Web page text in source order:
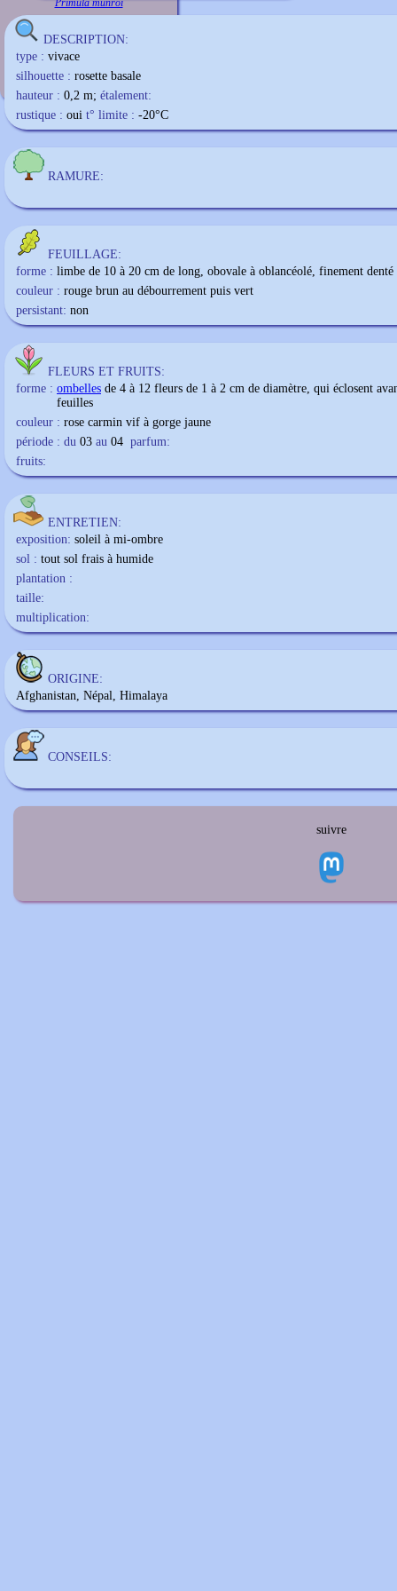
Primula munroi
DESCRIPTION:
type : vivace
silhouette : rosette basale
hauteur : 0,2 m; étalement:
rustique : oui t° limite : -20°C
RAMURE:
FEUILLAGE:
forme : limbe de 10 à 20 cm de long, obovale à oblancéolé, finement denté
couleur : rouge brun au débourrement puis vert
persistant: non
FLEURS ET FRUITS:
forme : ombelles de 4 à 12 fleurs de 1 à 2 cm de diamètre, qui éclosent
feuilles
couleur : rose carmin vif à gorge jaune
période : du 03 au 04 parfum:
fruits:
ENTRETIEN:
exposition: soleil à mi-ombre
sol : tout sol frais à humide
plantation :
taille:
multiplication:
ORIGINE:
Afghanistan, Népal, Himalaya
CONSEILS:
suivre